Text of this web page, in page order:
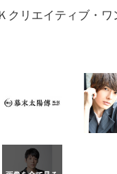
クリエイティブ・ワ